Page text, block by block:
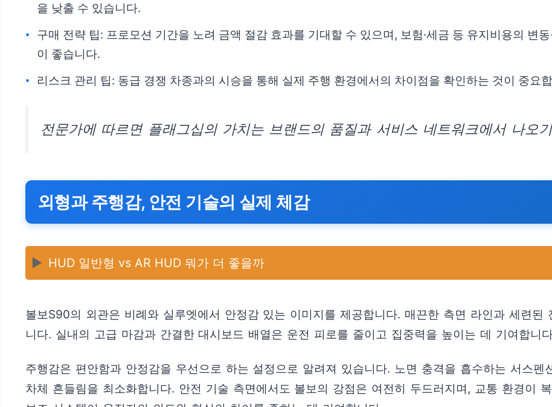
을 낮출 수 있습니다.
구매 전략 팁: 프로모션 기간을 노려 금액 절감 효과를 기대할 수 있으며, 보험·세금 등 유지비용의 변
이 좋습니다.
리스크 관리 팁: 동급 경쟁 차종과의 시승을 통해 실제 주행 환경에서의 차이점을 확인하는 것이 중요
전문가에 따르면 플래그십의 가치는 브랜드의 품질과 서비스 네트워크에서 나오
외형과 주행감, 안전 기술의 실제 체감
▶️ HUD 일반형 vs AR HUD 뭐가 더 좋을까
볼보S90의 외관은 비례와 실루엣에서 안정감 있는 이미지를 제공합니다. 매끈한 측면 라인과 세련된
니다. 실내의 고급 마감과 간결한 대시보드 배열은 운전 피로를 줄이고 집중력을 높이는 데 기여합니
주행감은 편안함과 안정감을 우선으로 하는 설정으로 알려져 있습니다. 노면 충격을 흡수하는 서스펜
차체 흔들림을 최소화합니다. 안전 기술 측면에서도 볼보의 강점은 여전히 두드러지며, 교통 환경이